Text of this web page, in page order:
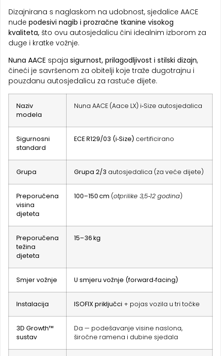
Dizajnirana s naglaskom na udobnost, sjedalice AACE
nude podesivi nagib i prozračne tkanine visokog
kvaliteta, što ovu autosjedalicu čini idealnim izborom za
duge i kratke vožnje.
Nuna AACE spaja sigurnost, prilagodljivost i stilski dizajn,
čineći je savršenom za obitelji koje traže dugotrajnu i
pouzdanu autosjedalicu za rastuće dijete.
Naziv
modela
Nuna AACE (Aace LX) i‑Size autosjedalica
Sigurnosni
standard
ECE R129/03 (i‑Size) certificirano
Grupa Grupa 2/3 autosjedalica (za veće dijete)
Preporučena
visina
djeteta
100–150 cm (otprilike 3,5‑12 godina)
Preporučena
težina
djeteta
15–36 kg
Smjer vožnje U smjeru vožnje (forward‑facing)
Instalacija ISOFIX priključci + pojas vozila u tri točke
3D Growth™
sustav
Da — podešavanje visine naslona,
širočne ramena i dubine sjedala